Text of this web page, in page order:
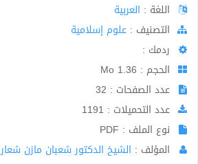
اللغة : العربية
اﻟﺘﺼﻨﻴﻒ : علوم إسلامية
ردمك :
الحجم : 1.36 Mo
عدد الصفحات : 32
عدد التحميلات : 1191
نوع الملف : PDF
المؤلف : الشيخ الدكتور شعبان مازن شعار